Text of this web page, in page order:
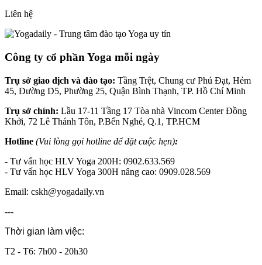
Liên hệ
Công ty cổ phần Yoga mỗi ngày
Trụ sở giao dịch và đào tạo: Tầng Trệt, Chung cư Phú Đạt, Hẻm
45, Đường D5, Phường 25, Quận Bình Thạnh, TP. Hồ Chí Minh
Trụ sở chính: Lầu 17-11 Tầng 17 Tòa nhà Vincom Center Đồng
Khởi, 72 Lê Thánh Tôn, P.Bến Nghé, Q.1, TP.HCM
Hotline (Vui lòng gọi hotline để đặt cuộc hẹn):
- Tư vấn học HLV Yoga 200H: 0902.633.569
- Tư vấn học HLV Yoga 300H nâng cao: 0909.028.569
Email: cskh@yogadaily.vn
---
Thời gian làm việc:
T2 - T6: 7h00 - 20h30